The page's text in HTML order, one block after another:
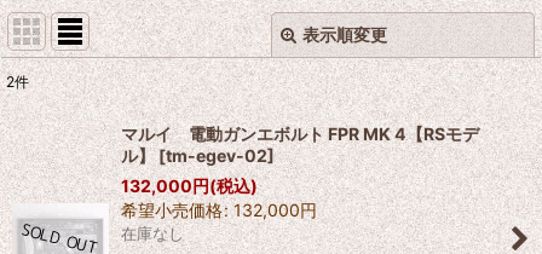
表示順変更
表示数:
並び順:
絞り込む
閉じる
2件
マルイ 電動ガンエボルト FPR MK 4【RSモデ
ル】[tm-egev-02]
132,000円(税込)
希望小売価格: 132,000円
在庫なし